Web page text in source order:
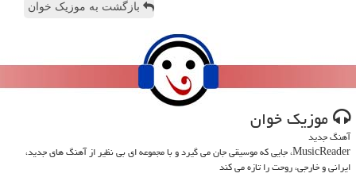
بازگشت به موزیک خوان
موزیك خوان
آهنگ جدید
MusicReader، جایی که موسیقی جان می گیرد و با مجموعه ای بی نظیر از آهنگ های جدید،
ایرانی و خارجی، روحت را تازه می کند